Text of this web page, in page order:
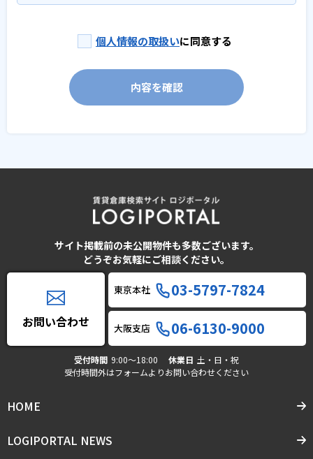
個人情報の取扱いに同意する
内容を確認
サイト掲載前の未公開物件も多数ございます。
どうぞお気軽にご相談ください。
お問い合わせ
東京本社 03-5797-7824
大阪支店 06-6130-9000
受付時間 9:00〜18:00 休業日 土・日・祝
受付時間外はフォームよりお問い合わせください
HOME
LOGIPORTAL NEWS